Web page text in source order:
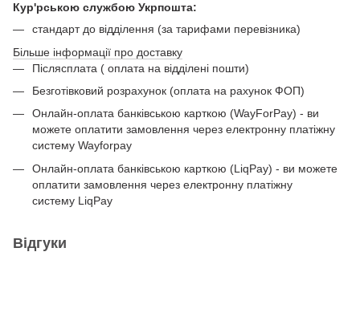
Кур'рською службою Укрпошта:
стандарт до відділення (за тарифами перевізника)
Більше інформації про доставку
Післясплата ( оплата на відділені пошти)
Безготівковий розрахунок (оплата на рахунок ФОП)
Онлайн-оплата банківською карткою (WayForPay) - ви
можете оплатити замовлення через електронну платіжну
систему Wayforpay
Онлайн-оплата банківською карткою (LiqPay) - ви можете
оплатити замовлення через електронну платіжну
систему LiqPay
Відгуки